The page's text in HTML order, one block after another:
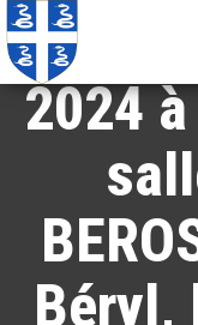
Le
2024
Béryl,